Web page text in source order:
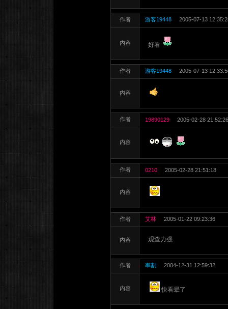
作者 游客19448 2005-07-13
内容 好看
作者 游客19448 2005-07-13
内容
作者 19890129 2005-02-28 21:52:26
内容
作者 0210 2005-02-28 21:51:18
内容
作者 艾林 2005-01-22 09:23:36
内容 观查力强
作者 率割 2004-12-31 12:59:32
内容 快看晕了